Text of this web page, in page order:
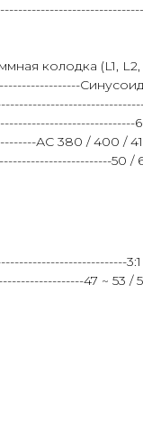
колодка (L1, L2,
АС 380 / 400 /
50 /
3:1
47 ~ 53 /